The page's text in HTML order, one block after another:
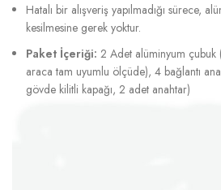
Hatalı bir alışveriş yapılmadığı sürece,
kesilmesine gerek yoktur.
Paket İçeriği: 2 Adet alüminyum çubuk
araca tam uyumlu ölçüde), 4 bağlantı
gövde kilitli kapağı, 2 adet anahtar)